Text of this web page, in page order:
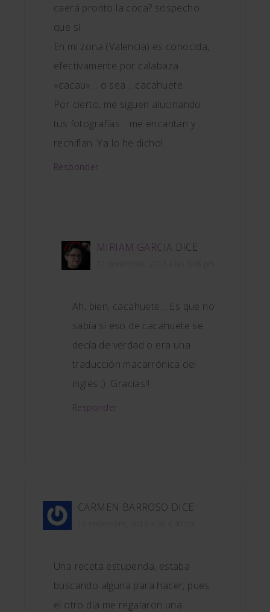
caerá pronto la coca? sospecho
que sí
En mi zona (Valencia) es conocida,
efectivamente por calabaza
«cacau»… o sea… cacahuete
Por cierto, me siguen alucinando
tus fotografías… me encantan y
rechiflan. Ya lo he dicho!
Responder
MIRIAM GARCIA DICE
Ah, bien, cacahuete… Es que no
sabía si eso de cacahuete se
decía de verdad o era una
traducción macarrónica del
inglés ;). Gracias!!
Responder
CARMEN BARROSO DICE
Una receta estupenda, estaba
buscando alguna para hacer, pues
el otro dia me regalaron una